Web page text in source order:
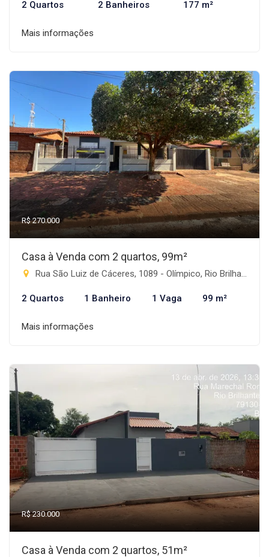
2 Quartos 2 Banheiros 177 m²
Mais informações
R$ 270.000
Casa à Venda com 2 quartos, 99m²
Rua São Luiz de Cáceres, 1089 - Olímpico, Rio Brilhante-MS
2 Quartos 1 Banheiro 1 Vaga 99 m²
Mais informações
R$ 230.000
Casa à Venda com 2 quartos, 51m²